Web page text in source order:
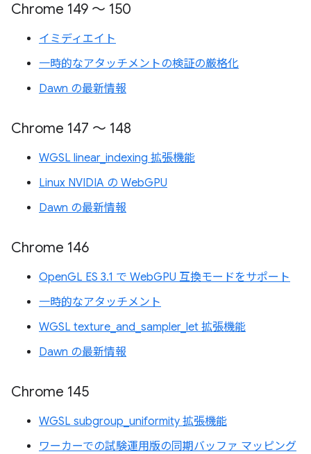
Chrome 149 ～ 150
イミディエイト
一時的なアタッチメントの検証の厳格化
Dawn の最新情報
Chrome 147 ～ 148
WGSL linear_indexing 拡張機能
Linux NVIDIA の WebGPU
Dawn の最新情報
Chrome 146
OpenGL ES 3.1 で WebGPU 互換モードをサポート
一時的なアタッチメント
WGSL texture_and_sampler_let 拡張機能
Dawn の最新情報
Chrome 145
WGSL subgroup_uniformity 拡張機能
ワーカーでの試験運用版の同期バッファ マッピング